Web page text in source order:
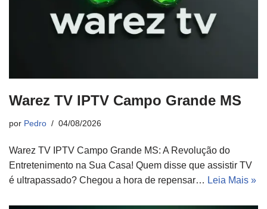
Warez TV IPTV Campo Grande MS
por Pedro 04/08/2026
Warez TV IPTV Campo Grande MS: A Revolução do
Entretenimento na Sua Casa! Quem disse que assistir TV
é ultrapassado? Chegou a hora de repensar… Leia Mais »